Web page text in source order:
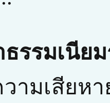
รรมเนีย
ามเสียห